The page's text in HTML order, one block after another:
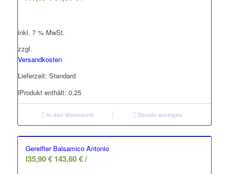
inkl. 7 % MwSt.
zzgl.
Versandkosten
Lieferzeit: Standard
Produkt enthält: 0,25
l
In den Warenkorb Details anzeigen
Gereifter Balsamico Antonio
35,90€ 143,60€/
l